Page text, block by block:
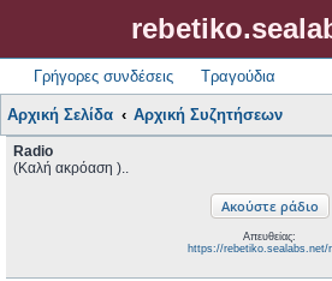
Γρήγορες συνδέσεις Τραγούδια
Αρχική Σελίδα Αρχική Συζητήσεων
Radio
(Καλή ακρόαση )..
Απευθείας:
https://rebetiko.sealabs.net/